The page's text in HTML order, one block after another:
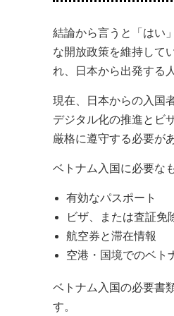
結論から言うと「はい
な開放政策を維持して
れ、日本から出発する
現在、日本からの入国
デジタル化の推進とビ
厳格に遵守する必要が
ベトナム入国に必要な
有効なパスポート
ビザ、または査証免
航空券と滞在情報
空港・国境でのベト
ベトナム入国の必要書
す。